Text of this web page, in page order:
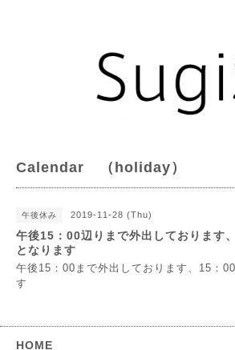
Calendar （holiday）
午後休み 2019-11-28 (Thu)
午後15：00辺りまで外出しております
となります
午後15：00まで外出しております、15：
す
HOME